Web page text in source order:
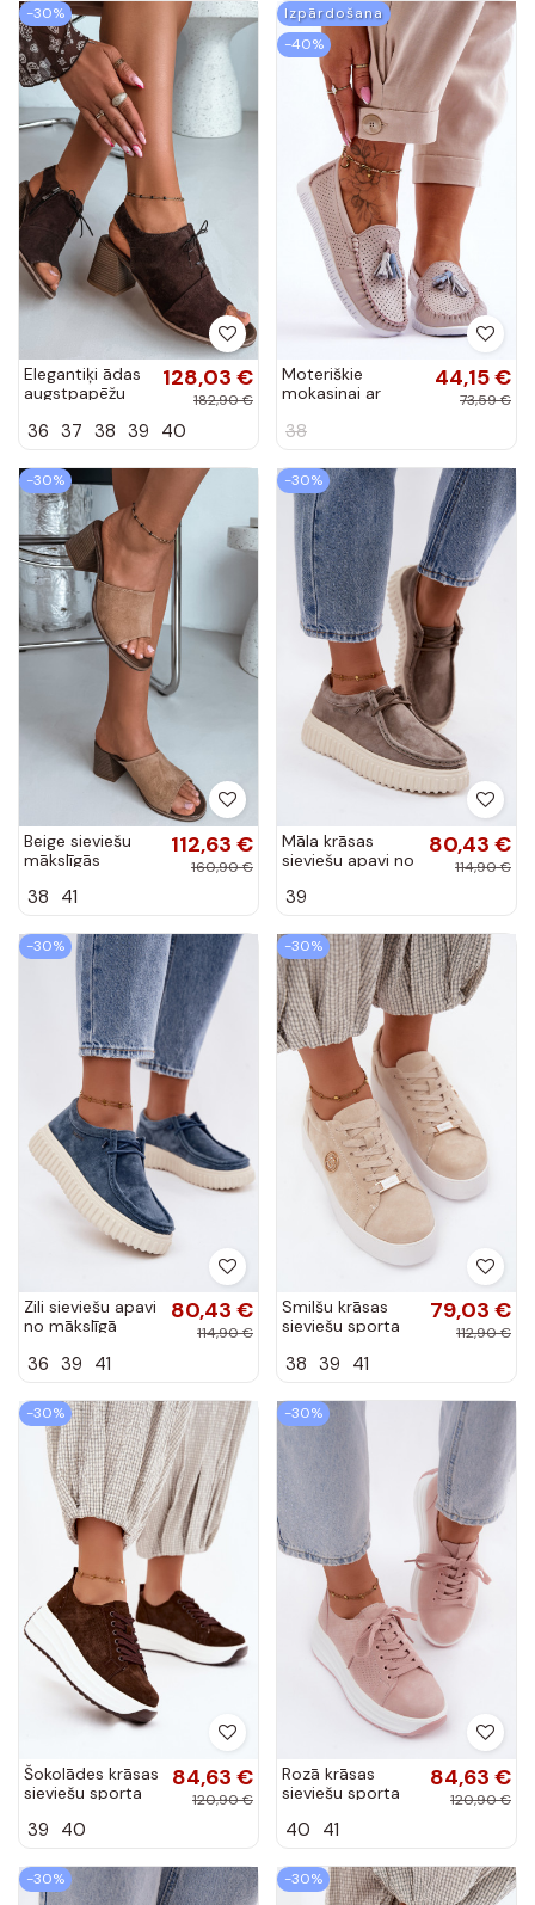
-30%
Elegantiķi ādas
augstpapēžu
stilīgām
40523
šokolādes krāsā
128,03 €
182,90 €
36 37 38 39 40
Izpārdošana
-40%
Moteriškie
mokasinai ar
elementiem rozā
44,15 €
73,59 €
38
-30%
Beige sieviešu
mākslīgās
papēžu čības
112,63 €
160,90 €
38 41
-30%
Māla krāsas
sieviešu apavi no
ar platformu
80,43 €
114,90 €
39
-30%
Zili sieviešu apavi
no mākslīgā
platformu Jamila
80,43 €
114,90 €
36 39 41
-30%
Smilšu krāsas
sieviešu sporta
mākslīgā zamša
Dainty
79,03 €
112,90 €
38 39 41
-30%
Šokolādes krāsas
sieviešu sporta
mākslīgā zamša
Inaya
84,63 €
120,90 €
39 40
-30%
Rozā krāsas
sieviešu sporta
mākslīgā zamša
Inaya
84,63 €
120,90 €
40 41
-30% -30%